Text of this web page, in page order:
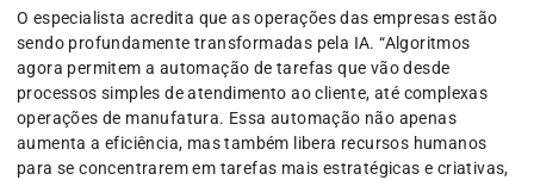
O especialista acredita que as operações das empresas estão
sendo profundamente transformadas pela IA. “Algoritmos
agora permitem a automação de tarefas que vão desde
processos simples de atendimento ao cliente, até complexas
operações de manufatura. Essa automação não apenas
aumenta a eficiência, mas também libera recursos humanos
para se concentrarem em tarefas mais estratégicas e criativas,